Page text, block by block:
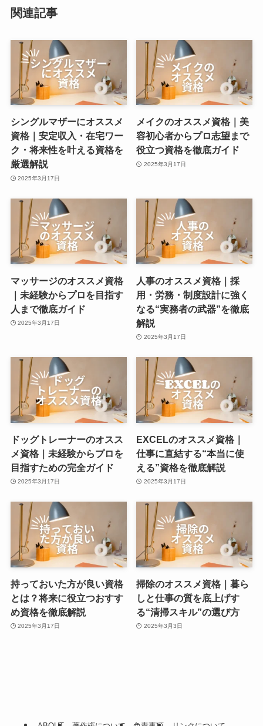
関連記事
シングルマザーにオススメ
資格｜安定収入・在宅ワー
ク・将来性を叶える資格を
厳選解説
2025年3月17日
メイクのオススメ資格｜美
容初心者からプロ志望まで
役立つ資格を徹底ガイド
2025年3月17日
マッサージのオススメ資格
｜未経験からプロを目指す
人まで徹底ガイド
2025年3月17日
人事のオススメ資格｜採
用・労務・制度設計に強く
なる“実務者の武器”を徹底
解説
2025年3月17日
ドッグトレーナーのオスス
メ資格｜未経験からプロを
目指すための完全ガイド
2025年3月17日
EXCELのオススメ資格｜
仕事に直結する“本当に使
える”資格を徹底解説
2025年3月17日
持っておいた方が良い資格
とは？将来に役立つおすす
め資格を徹底解説
2025年3月17日
掃除のオススメ資格｜暮ら
しと仕事の質を底上げす
る“清掃スキル”の選び方
2025年3月3日